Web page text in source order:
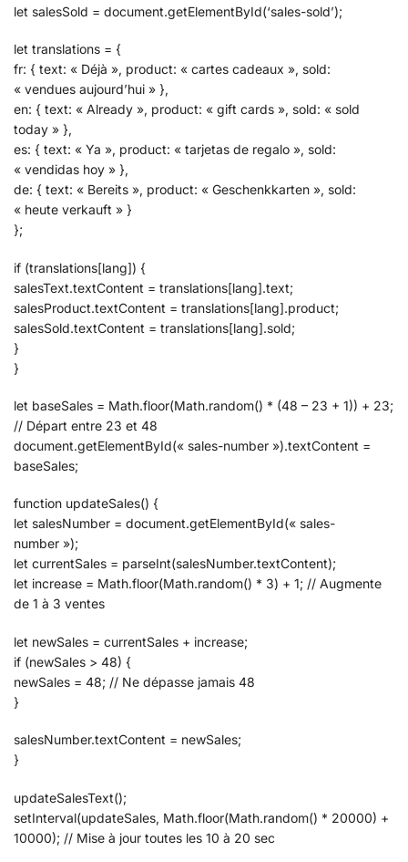
let salesSold = document.getElementById(‘sales-sold’);
let translations = {
fr: { text: « Déjà », product: « cartes cadeaux », sold:
« vendues aujourd’hui » },
en: { text: « Already », product: « gift cards », sold: « sold
today » },
es: { text: « Ya », product: « tarjetas de regalo », sold:
« vendidas hoy » },
de: { text: « Bereits », product: « Geschenkkarten », sold:
« heute verkauft » }
};
if (translations[lang]) {
salesText.textContent = translations[lang].text;
salesProduct.textContent = translations[lang].product;
salesSold.textContent = translations[lang].sold;
}
}
let baseSales = Math.floor(Math.random() * (48 – 23 + 1)) + 23;
// Départ entre 23 et 48
document.getElementById(« sales-number »).textContent =
baseSales;
function updateSales() {
let salesNumber = document.getElementById(« sales-
number »);
let currentSales = parseInt(salesNumber.textContent);
let increase = Math.floor(Math.random() * 3) + 1; // Augmente
de 1 à 3 ventes
let newSales = currentSales + increase;
if (newSales > 48) {
newSales = 48; // Ne dépasse jamais 48
}
salesNumber.textContent = newSales;
}
updateSalesText();
setInterval(updateSales, Math.floor(Math.random() * 20000) +
10000); // Mise à jour toutes les 10 à 20 sec